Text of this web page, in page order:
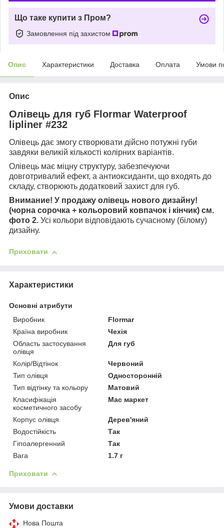
Що таке купити з Пром?
Замовлення під захистом
Опис Характеристики Доставка Оплата Умови
Опис
Олівець для губ Flormar Waterproof
lipliner #232
Олівець дає змогу створювати дійсно потужні губи
завдяки великій кількості колірних варіантів.
Олівець має міцну структуру, забезпечуючи
довготривалий ефект, а антиоксиданти, що входять до
складу, створюють додатковий захист для губ.
Внимание! У продажу олівець нового дизайну!
(чорна сорочка + кольоровий ковпачок і кінчик) см.
фото 2. Усі кольори відповідають сучасному (білому)
дизайну.
Приховати
Характеристики
Основні атрибути
Виробник
Flormar
Країна виробник
Чехія
Область застосування
олівця
Для губ
Колір/Відтінок
Червоний
Тип олівця
Односторонній
Тип відтінку та кольору
Матовий
Класифікація
косметичного засобу
Мас маркет
Корпус олівця
Дерев'яний
Водостійкість
Так
Гіпоалергенний
Так
Вага
1.7 г
Приховати
Умови доставки
Нова Пошта